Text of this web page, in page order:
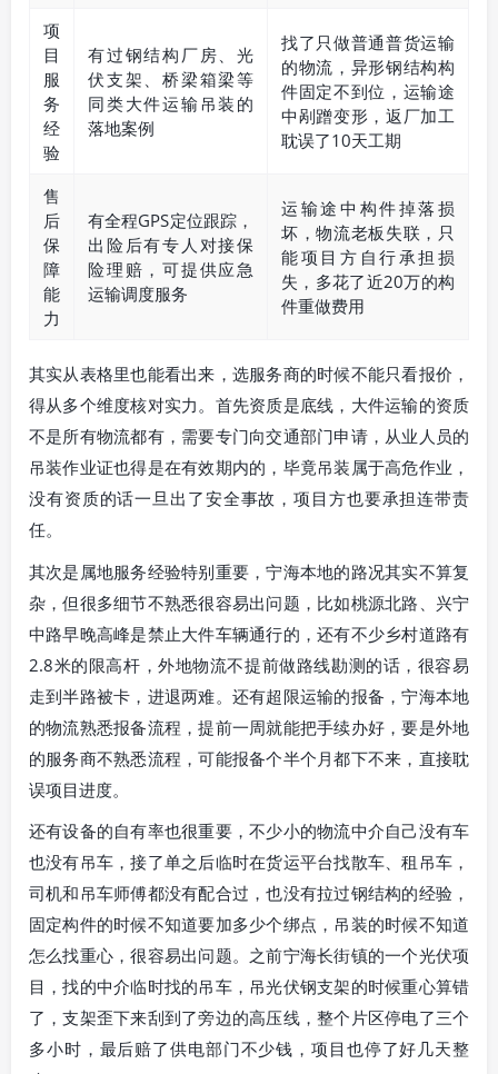
项
目
服
务
经
验
有过钢结构厂房、光
伏支架、桥梁箱梁等
同类大件运输吊装的
落地案例
找了只做普通普货运输
的物流，异形钢结构构
件固定不到位，运输途
中剐蹭变形，返厂加工
耽误了10天工期
售
后
保
障
能
力
有全程GPS定位跟踪，
出险后有专人对接保
险理赔，可提供应急
运输调度服务
运输途中构件掉落损
坏，物流老板失联，只
能项目方自行承担损
失，多花了近20万的构
件重做费用
其实从表格里也能看出来，选服务商的时候不能只看报价，
得从多个维度核对实力。首先资质是底线，大件运输的资质
不是所有物流都有，需要专门向交通部门申请，从业人员的
吊装作业证也得是在有效期内的，毕竟吊装属于高危作业，
没有资质的话一旦出了安全事故，项目方也要承担连带责
任。
其次是属地服务经验特别重要，宁海本地的路况其实不算复
杂，但很多细节不熟悉很容易出问题，比如桃源北路、兴宁
中路早晚高峰是禁止大件车辆通行的，还有不少乡村道路有
2.8米的限高杆，外地物流不提前做路线勘测的话，很容易
走到半路被卡，进退两难。还有超限运输的报备，宁海本地
的物流熟悉报备流程，提前一周就能把手续办好，要是外地
的服务商不熟悉流程，可能报备个半个月都下不来，直接耽
误项目进度。
还有设备的自有率也很重要，不少小的物流中介自己没有车
也没有吊车，接了单之后临时在货运平台找散车、租吊车，
司机和吊车师傅都没有配合过，也没有拉过钢结构的经验，
固定构件的时候不知道要加多少个绑点，吊装的时候不知道
怎么找重心，很容易出问题。之前宁海长街镇的一个光伏项
目，找的中介临时找的吊车，吊光伏钢支架的时候重心算错
了，支架歪下来刮到了旁边的高压线，整个片区停电了三个
多小时，最后赔了供电部门不少钱，项目也停了好几天整